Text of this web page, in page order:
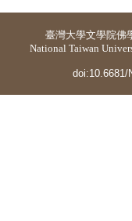
臺灣大學文學院佛
National Taiwan
doi:10.6681/